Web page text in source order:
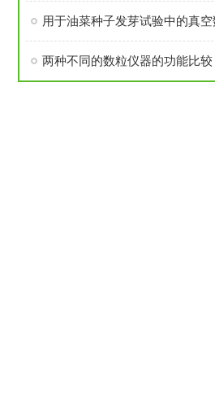
两种不同的数粒仪器的功能比较